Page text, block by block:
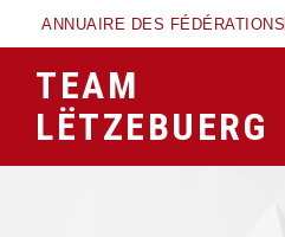
ANNUAIRE DES FÉDÉRATIONS
TEAM
LËTZEBUERG